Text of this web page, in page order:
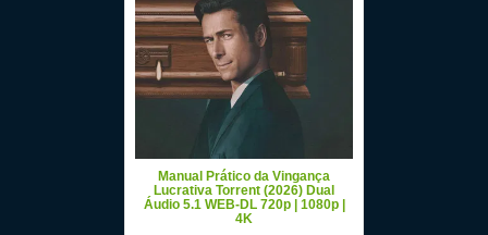
Manual Prático da Vingança
Lucrativa Torrent (2026) Dual
Áudio 5.1 WEB-DL 720p | 1080p |
4K